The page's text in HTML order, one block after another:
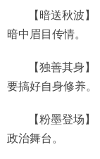
【暗送秋波
暗中眉目传情。
【独善其身
要搞好自身修养。
【粉墨登场
政治舞台。